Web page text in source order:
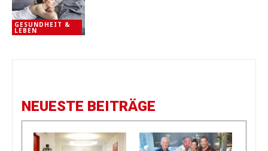
GESUNDHEIT &
LEBEN
NEUESTE BEITRÄGE